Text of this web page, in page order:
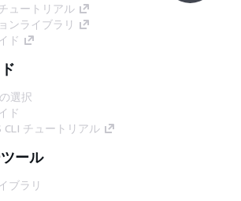
ュートリアル
ンライブラリ
ド
選択
ド
CLI チュートリアル
ール
ブラリ